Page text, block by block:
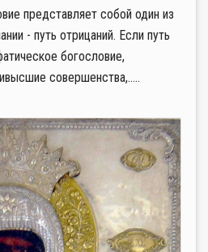
представляет собой один из
- путь отрицаний. Если путь
богословие,
совершенства,.....